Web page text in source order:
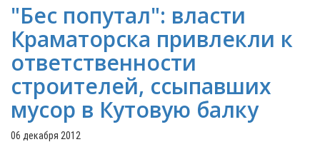
"Бес попутал": власти
Краматорска привлекли к
ответственности
строителей, ссыпавших
мусор в Кутовую балку
06 декабря 2012